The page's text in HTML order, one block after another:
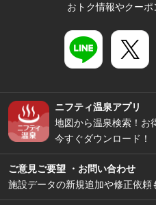
おトク情報やクー
ニフティ温泉アプリ
地図から温泉検索！お
今すぐダウンロード！
ご意見ご要望 ・お問い合わせ
施設データの新規追加や修正依頼